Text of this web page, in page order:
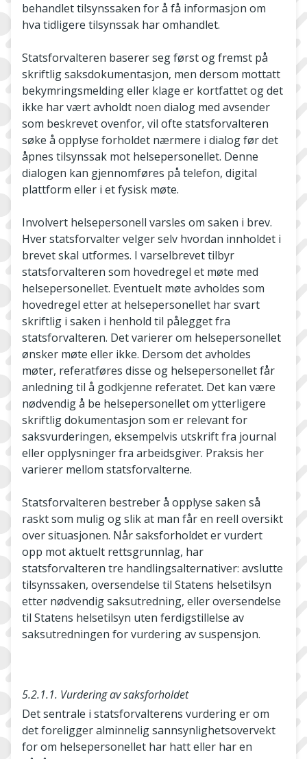
behandlet tilsynssaken for å få informasjon om
hva tidligere tilsynssak har omhandlet.
Statsforvalteren baserer seg først og fremst på
skriftlig saksdokumentasjon, men dersom mottatt
bekymringsmelding eller klage er kortfattet og det
ikke har vært avholdt noen dialog med avsender
som beskrevet ovenfor, vil ofte statsforvalteren
søke å opplyse forholdet nærmere i dialog før det
åpnes tilsynssak mot helsepersonellet. Denne
dialogen kan gjennomføres på telefon, digital
plattform eller i et fysisk møte.
Involvert helsepersonell varsles om saken i brev.
Hver statsforvalter velger selv hvordan innholdet i
brevet skal utformes. I varselbrevet tilbyr
statsforvalteren som hovedregel et møte med
helsepersonellet. Eventuelt møte avholdes som
hovedregel etter at helsepersonellet har svart
skriftlig i saken i henhold til pålegget fra
statsforvalteren. Det varierer om helsepersonellet
ønsker møte eller ikke. Dersom det avholdes
møter, referatføres disse og helsepersonellet får
anledning til å godkjenne referatet. Det kan være
nødvendig å be helsepersonellet om ytterligere
skriftlig dokumentasjon som er relevant for
saksvurderingen, eksempelvis utskrift fra journal
eller opplysninger fra arbeidsgiver. Praksis her
varierer mellom statsforvalterne.
Statsforvalteren bestreber å opplyse saken så
raskt som mulig og slik at man får en reell oversikt
over situasjonen. Når saksforholdet er vurdert
opp mot aktuelt rettsgrunnlag, har
statsforvalteren tre handlingsalternativer: avslutte
tilsynssaken, oversendelse til Statens helsetilsyn
etter nødvendig saksutredning, eller oversendelse
til Statens helsetilsyn uten ferdigstillelse av
saksutredningen for vurdering av suspensjon.
5.2.1.1. Vurdering av saksforholdet
Det sentrale i statsforvalterens vurdering er om
det foreligger alminnelig sannsynlighetsovervekt
for om helsepersonellet har hatt eller har en